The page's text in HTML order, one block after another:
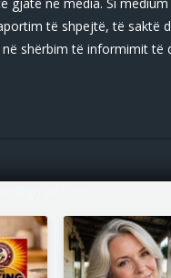
të shpejtë, të saktë
shërbim të informimit të